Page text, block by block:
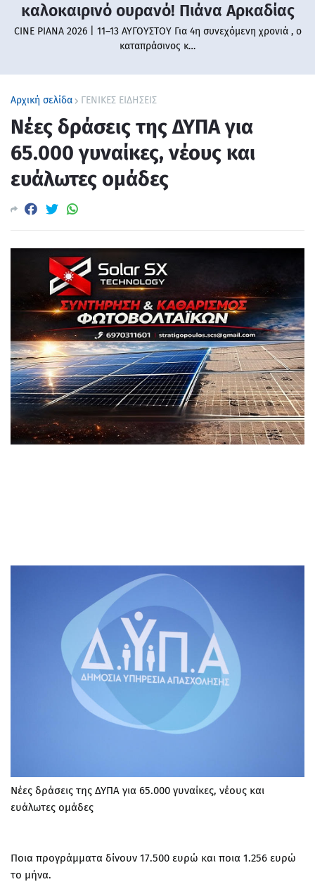
καλοκαιρινό ουρανό! Πιάνα Αρκαδίας
CINE PIANA 2026 | 11–13 ΑΥΓΟΥΣΤΟΥ Για 4η συνεχόμενη χρονιά , ο
καταπράσινος κ…
Αρχική σελίδα ΓΕΝΙΚΕΣ ΕΙΔΗΣΕΙΣ
Νέες δράσεις της ΔΥΠΑ για
65.000 γυναίκες, νέους και
ευάλωτες ομάδες
Νέες δράσεις της ΔΥΠΑ για 65.000 γυναίκες, νέους και
ευάλωτες ομάδες
Ποια προγράμματα δίνουν 17.500 ευρώ και ποια 1.256 ευρώ
το μήνα.